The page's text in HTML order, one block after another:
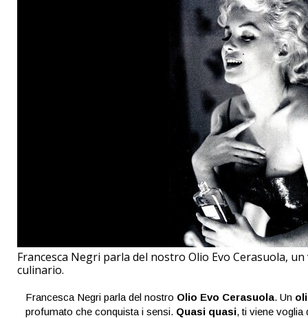
Francesca Negri parla del nostro Olio Evo Cerasuola,
culinario.
Francesca Negri parla del nostro Olio Evo Cerasuola. Un
profumato che conquista i sensi. Quasi quasi, ti viene voglia